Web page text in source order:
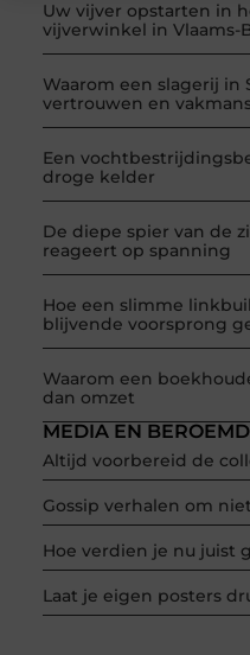
Uw vijver opstarten in
vijverwinkel in Vlaams-
Waarom een slagerij in
vertrouwen en
Een
droge kelder
De diepe spier van de
reageert op spanning
Hoe een slimme
blijvende voorsprong
Waarom een
dan omzet
MEDIA EN
Altijd voorbereid de
Gossip verhalen om
Hoe verdien je nu juist
Laat je eigen posters